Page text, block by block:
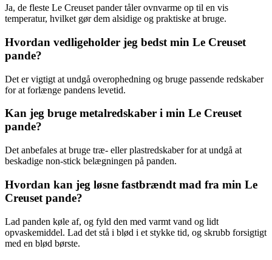
Ja, de fleste Le Creuset pander tåler ovnvarme op til en vis
temperatur, hvilket gør dem alsidige og praktiske at bruge.
Hvordan vedligeholder jeg bedst min Le Creuset
pande?
Det er vigtigt at undgå overophedning og bruge passende redskaber
for at forlænge pandens levetid.
Kan jeg bruge metalredskaber i min Le Creuset
pande?
Det anbefales at bruge træ- eller plastredskaber for at undgå at
beskadige non-stick belægningen på panden.
Hvordan kan jeg løsne fastbrændt mad fra min Le
Creuset pande?
Lad panden køle af, og fyld den med varmt vand og lidt
opvaskemiddel. Lad det stå i blød i et stykke tid, og skrubb forsigtigt
med en blød børste.